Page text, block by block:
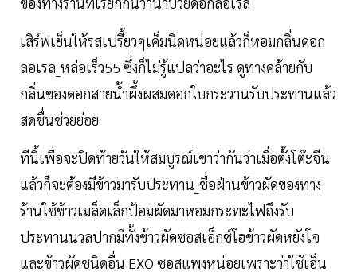
เสิร์ฟเย็นให้รสเปรี้ยวๆเค็มนิดหน่อยแล้วก็หอมกลิ่นดอก
ลอเรล_หล่อเร็ว55 ซึ่งก็ไม่รู้แปลว่าอะไร ดูทางคล้ายกับ
กลิ่นของดอกสายน้ำผึ้งผสมดอกใบกระวานรับประทานแล้ว
สดชื่นช่วยย่อย
ทีนี้เพื่อจะปิดท้ายวันให้สมบูรณ์เขาว่ากันว่าเมื่อตั้งโต๊ะจีน
แล้วก็จะต้องมีข้าวมารับประทาน_ชื่อฝ่านข้าวผัดของทาง
ร้านใช้ข้าวเมล็ดเล็กป้อมผัดมาหอมกระทะไฟถึงรับ
ประทานนวลปากมีทั้งข้าวผัดซอสเอ็กซ์โฮข้าวผัดหยังโจ
และข้าวผัดชนิดอื่น EXO ซอสแพงหน่อยเพราะว่าใช้เอ็น